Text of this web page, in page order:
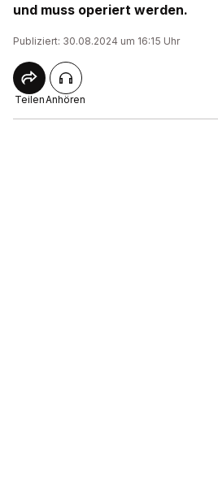
und muss operiert werden.
Publiziert: 30.08.2024 um 16:15 Uhr
TeilenAnhören